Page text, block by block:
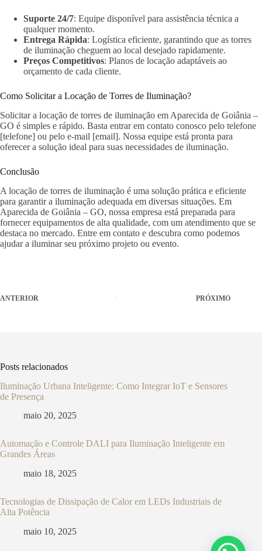
Suporte 24/7: Equipe disponível para assistência técnica a
qualquer momento.
Entrega Rápida: Logística eficiente, garantindo que as torres
de iluminação cheguem ao local desejado rapidamente.
Preços Competitivos: Planos de locação adaptáveis ao
orçamento de cada cliente.
Como Solicitar a Locação de Torres de Iluminação?
Solicitar a locação de torres de iluminação em Aparecida de Goiânia –
GO é simples e rápido. Basta entrar em contato conosco pelo telefone
[telefone] ou pelo e-mail [email]. Nossa equipe está pronta para
oferecer a solução ideal para suas necessidades de iluminação.
Conclusão
A locação de torres de iluminação é uma solução prática e eficiente
para garantir a iluminação adequada em diversas situações. Em
Aparecida de Goiânia – GO, nossa empresa está preparada para
fornecer equipamentos de alta qualidade, com um atendimento que se
destaca no mercado. Entre em contato e descubra como podemos
ajudar a iluminar seu próximo projeto ou evento.
ANTERIOR PRÓXIMO
Posts relacionados
Iluminação Urbana Inteligente: Como Integrar IoT e Sensores
de Presença
maio 20, 2025
Automação e Controle DALI para Iluminação Inteligente em
Grandes Áreas
maio 18, 2025
Tecnologias de Dissipação de Calor em LEDs Industriais de
Alta Potência
maio 10, 2025